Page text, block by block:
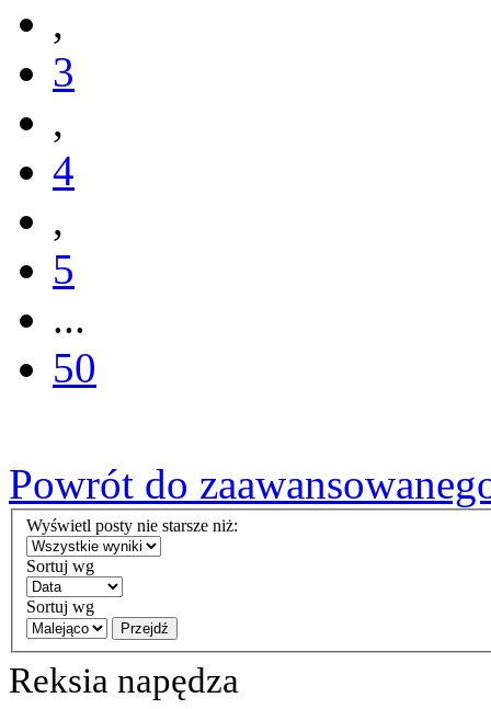
,
3
,
4
,
5
...
50
Powrót do
Wyświetl posty nie starsze niż:
Sortuj wg
Sortuj wg
Przejdź
Reksia napędza